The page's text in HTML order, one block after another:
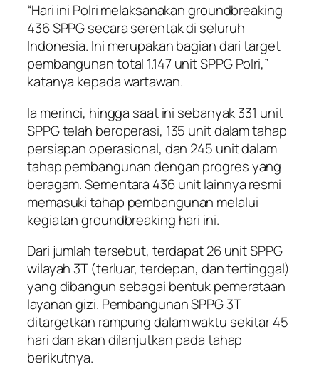
“Hari ini Polri melaksanakan groundbreaking
436 SPPG secara serentak di seluruh
Indonesia. Ini merupakan bagian dari target
pembangunan total 1.147 unit SPPG Polri,”
katanya kepada wartawan.
Ia merinci, hingga saat ini sebanyak 331 unit
SPPG telah beroperasi, 135 unit dalam tahap
persiapan operasional, dan 245 unit dalam
tahap pembangunan dengan progres yang
beragam. Sementara 436 unit lainnya resmi
memasuki tahap pembangunan melalui
kegiatan groundbreaking hari ini.
Dari jumlah tersebut, terdapat 26 unit SPPG
wilayah 3T (terluar, terdepan, dan tertinggal)
yang dibangun sebagai bentuk pemerataan
layanan gizi. Pembangunan SPPG 3T
ditargetkan rampung dalam waktu sekitar 45
hari dan akan dilanjutkan pada tahap
berikutnya.